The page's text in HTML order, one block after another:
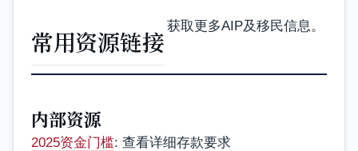
常用资源链接 获取更多AIP及移民信息。
内部资源
2025资金门槛: 查看详细存款要求